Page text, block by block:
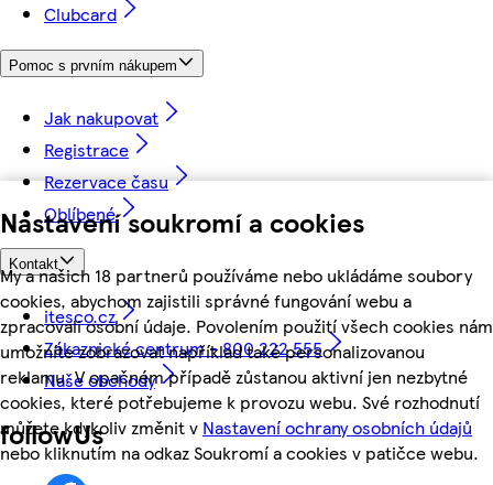
Nastavení soukromí a cookies
My a našich 18 partnerů používáme nebo ukládáme soubory
cookies, abychom zajistili správné fungování webu a
zpracovali osobní údaje. Povolením použití všech cookies nám
umožníte zobrazovat například také personalizovanou
reklamu. V opačném případě zůstanou aktivní jen nezbytné
cookies, které potřebujeme k provozu webu. Své rozhodnutí
můžete kdykoliv změnit v Nastavení ochrany osobních údajů
nebo kliknutím na odkaz Soukromí a cookies v patičce webu.
Clubcard
Pomoc s prvním nákupem
Jak nakupovat
Registrace
Rezervace času
Oblíbené
Kontakt
itesco.cz
Zákaznické centrum - 800 222 555
Naše obchody
followUs